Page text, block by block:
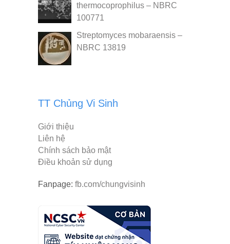
thermocoprophilus – NBRC
100771
Streptomyces mobaraensis –
NBRC 13819
TT Chủng Vi Sinh
Giới thiệu
Liên hệ
Chính sách bảo mật
Điều khoản sử dụng
Fanpage: fb.com/chungvisinh